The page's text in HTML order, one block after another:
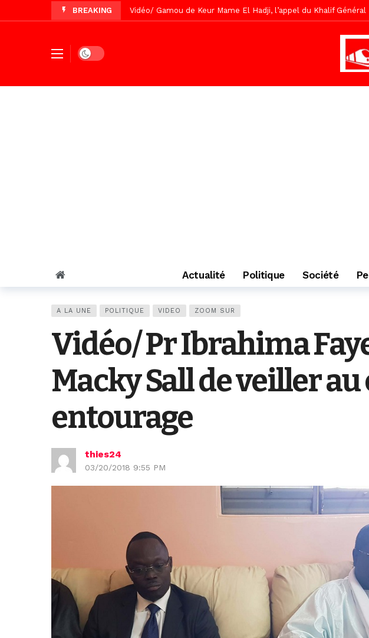
BREAKING Vidéo/ Préparation Gamou 2026, Keur Mame El Hadji décline
Vidéo/ Contre la violence numérique, 100 adolescents outillés
Un commissariat d’arrondissement de police inauguré à Touba
Vidéo/Célébration de Bamba et Cheikh, le « battré » d’Abdou
Dark mode
Actualité Politique Société
A LA UNE POLITIQUE VIDEO ZOOM SUR
Vidéo/ Pr Ibrahima
Macky Sall de veiller
entourage
thies24
03/20/2018 9:55 PM